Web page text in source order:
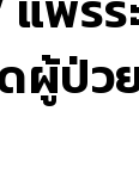
ผู้ป่ว